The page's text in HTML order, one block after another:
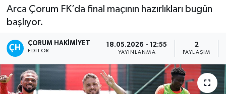
Arca Çorum FK’da final maçının hazırlıkları bugün
başlıyor.
ÇORUM HAKIMIYET
EDITÖR
18.05.2026 - 12:55
YAYINLANMA
2
PAYLAŞIM
EKONOMİ
GÜNCEL
AKTÜEL
Süper Lig Puan Durumu ve Fikstür
Tüm Manşetler
Son Dakika Haberleri